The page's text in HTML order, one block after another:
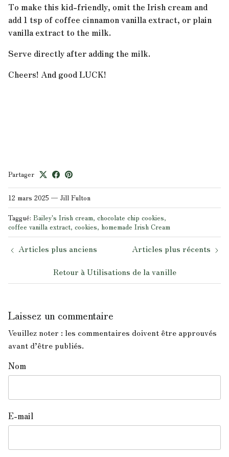
To make this kid-friendly, omit the Irish cream and
add 1 tsp of coffee cinnamon vanilla extract, or plain
vanilla extract to the milk.
Serve directly after adding the milk.
Cheers! And good LUCK!
Partager
12 mars 2025 — Jill Fulton
Taggué: Bailey's Irish cream chocolate chip cookies
coffee vanilla extract cookies homemade Irish Cream
Articles plus anciens
Retour à Utilisations de la vanille
Articles plus récents
Laissez un commentaire
Veuillez noter : les commentaires doivent être approuvés
avant d’être publiés.
Nom
E-mail